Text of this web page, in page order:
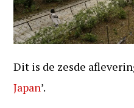
Dit is de zesde
Japan’.